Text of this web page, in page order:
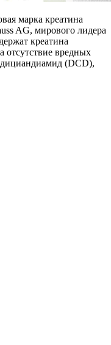
марка креатина
AG, мирового лидера
креатина
отсутствие вредных
(DCD),